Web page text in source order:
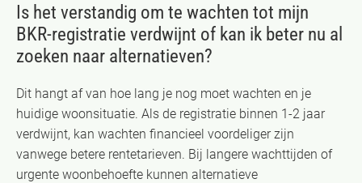
Is het verstandig om te wachten tot mijn
BKR-registratie verdwijnt of kan ik beter nu al
zoeken naar alternatieven?
Dit hangt af van hoe lang je nog moet wachten en je
huidige woonsituatie. Als de registratie binnen 1-2 jaar
verdwijnt, kan wachten financieel voordeliger zijn
vanwege betere rentetarieven. Bij langere wachttijden of
urgente woonbehoefte kunnen alternatieve